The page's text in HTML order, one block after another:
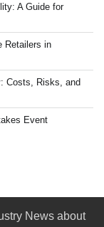
A Guide for
Retailers in
Costs, Risks, and
Event
News about